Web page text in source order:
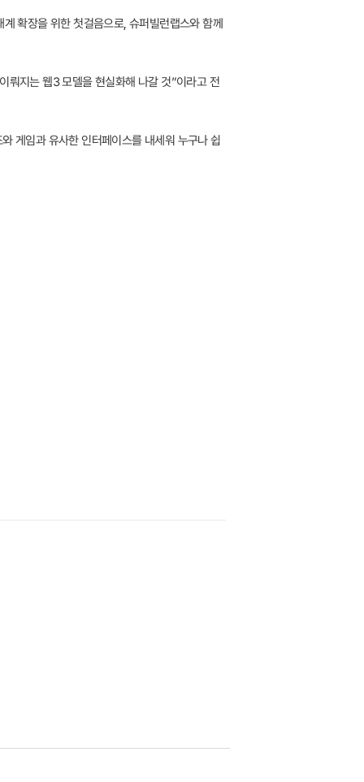
확장을 위한 첫걸음으로, 슈퍼빌런랩스와 함께
뤄지는 웹3 모델을 현실화해 나갈 것”이라고 전
게임과 유사한 인터페이스를 내세워 누구나 쉽